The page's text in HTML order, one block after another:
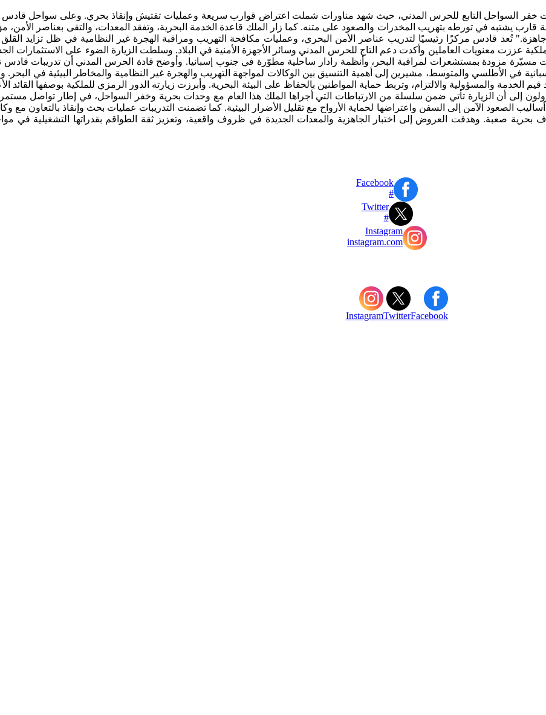
خفر السواحل التابع للحرس المدني، حيث شهد مناورات شملت اعتراض قوارب سريعة وعمليات تفتيش وإنقاذ بحري. وعلى سواحل قادس
قارب يشتبه في تورطه بتهريب المخدرات والصعود على متنه. كما زار الملك قاعدة الخدمة البحرية، وتفقد المعدات، والتقى بعناصر الأمن،
تُعد قادس مركزًا رئيسيًا لتدريب عناصر الأمن البحري، وعمليات مكافحة التهريب ومراقبة الهجرة غير النظامية في ظل تزايد
عززت معنويات العاملين وأكدت دعم التاج للحرس المدني وسائر الأجهزة الأمنية في البلاد. وسلطت الزيارة الضوء على الاستثمارات
مسيّرة مزودة بمستشعرات لمراقبة البحر، وأنظمة رادار ساحلية مطوّرة في جنوب إسبانيا. وأوضح قادة الحرس المدني أن تدريبات قادس
في الأطلسي والمتوسط، مشيرين إلى أهمية التنسيق بين الوكالات لمواجهة التهريب والهجرة غير النظامية والمخاطر البيئية في البحر.
الخدمة والمسؤولية والالتزام، وتربط حماية المواطنين بالحفاظ على البيئة البحرية. وأبرزت زيارته الدور الرمزي للملكية بوصفها القائد
إلى أن الزيارة تأتي ضمن سلسلة من الارتباطات التي أجراها الملك هذا العام مع وحدات بحرية وخفر السواحل، في إطار تواصل
الصعود الآمن إلى السفن واعتراضها لحماية الأرواح مع تقليل الأضرار البيئية. كما تضمنت التدريبات عمليات بحث وإنقاذ بالتعاون مع
صعبة. وهدفت العروض إلى اختبار الجاهزية والمعدات الجديدة في ظروف واقعية، وتعزيز ثقة الطواقم بقدراتها التشغيلية في
Facebook
#
Twitter
#
Instagram
instagram.com
Facebook
Twitter
Instagram